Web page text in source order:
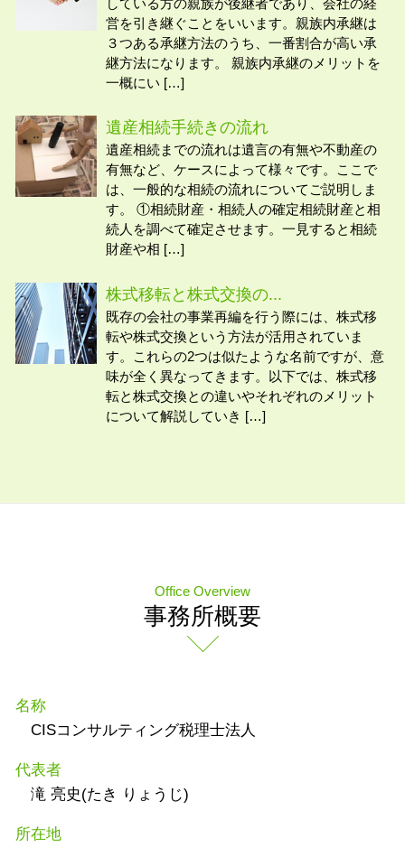
営を引き継ぐことをいいます。親族内承継は
３つある承継方法のうち、一番割合が高い承
継方法になります。 親族内承継のメリットを
一概にい […]
遺産相続手続きの流れ
遺産相続までの流れは遺言の有無や不動産の
有無など、ケースによって様々です。ここで
は、一般的な相続の流れについてご説明しま
す。 ①相続財産・相続人の確定相続財産と相
続人を調べて確定させます。一見すると相続
財産や相 […]
株式移転と株式交換の...
既存の会社の事業再編を行う際には、株式移
転や株式交換という方法が活用されていま
す。これらの2つは似たような名前ですが、意
味が全く異なってきます。以下では、株式移
転と株式交換との違いやそれぞれのメリット
について解説していき […]
Office Overview
事務所概要
名称
CISコンサルティング税理士法人
代表者
滝 亮史(たき りょうじ)
所在地